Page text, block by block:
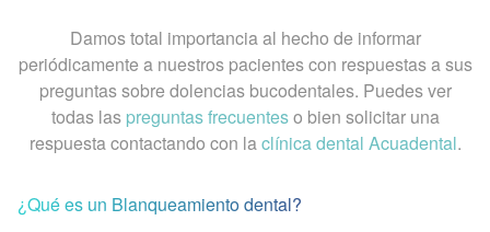
Damos total importancia al hecho de informar
periódicamente a nuestros pacientes con respuestas a sus
preguntas sobre dolencias bucodentales. Puedes ver
todas las preguntas frecuenteso bien solicitar una
respuesta contactando con laclínica dental Acuadental.
¿Qué es un Blanqueamiento dental?